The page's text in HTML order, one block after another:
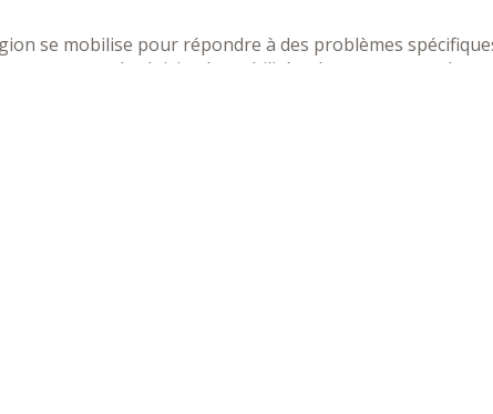
se mobilise pour répondre à des problèmes
les loisirs, la mobilité et les transports . La